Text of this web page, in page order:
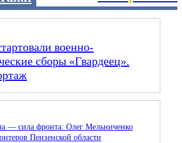
военно-
сборы «Гвардеец».
— сила фронта: Олег Мельниченко
Пензенской области